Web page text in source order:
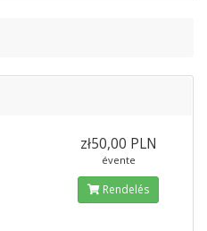
zł50,00 PLN
évente
Rendelés